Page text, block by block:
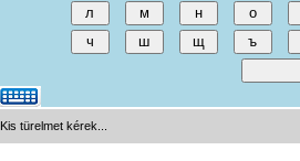
Kis türelmet kérek...